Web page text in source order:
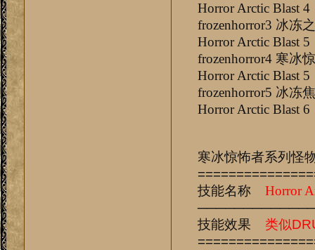
Horror Arctic Blast 4
Horror Arctic Blast 5
Horror Arctic Blast 5
Horror Arctic Blast 6
寒冰惊怖者系列怪
技能名称 Horror
技能效果 类似